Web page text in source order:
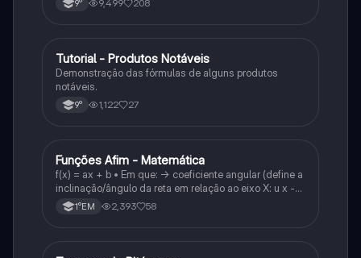
9° 9,499 208
Matematica
Tutorial - Produtos Notáveis
Demonstração das fórmulas de alguns produtos
notáveis.
9° 1,122 27
Matematica
Funções Afim - Matemática
f(x) = ax + b • Em que: -> coeficiente angular (define a
inclinação/ângulo da reta em relação ao eixo X: u x -
variável: a b → coeficiente linear (valor que corta o
eixo y).
1°EM 2,393 58